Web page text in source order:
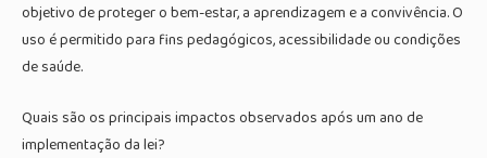
objetivo de proteger o bem-estar, a aprendizagem e a convivência. O
uso é permitido para fins pedagógicos, acessibilidade ou condições
de saúde.
Quais são os principais impactos observados após um ano de
implementação da lei?